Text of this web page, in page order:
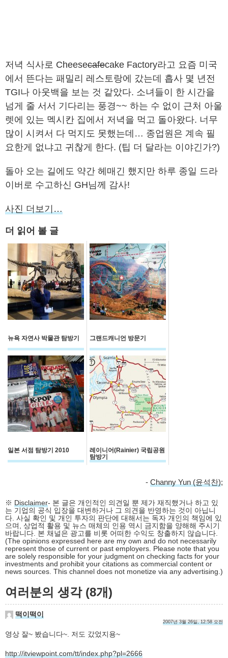
저녁 식사로 Cheesecafecake Factory라고 요즘 미국
에서 뜬다는 패밀리 레스토랑에 갔는데 흡사 몇 년전
TGI나 아웃백을 보는 것 같았다. 소녀들이 한 시간을
넘게 줄 서서 기다리는 풍경~~ 하는 수 없이 근처 아울
렛에 있는 멕시칸 집에서 저녁을 먹고 돌아왔다. 너무
많이 시켜서 다 먹지도 못했는데… 종업원은 계속 필
요한게 없냐고 귀찮게 한다. (팁 더 달라는 이야긴가?)
돌아 오는 길에도 약간 헤매긴 했지만 하루 종일 드라
이버로 수고하신 GH님께 감사!
사진 더보기…
더 읽어 볼 글
뉴욕 자연사 박물관 탐방기 그랜드캐니언 방문기
일본 서점 탐방기 2010
레이니어(Rainier) 국립공원
탐방기
- Channy Yun (윤석찬);
※ Disclaimer- 본 글은 개인적인 의견일 뿐 제가 재직했거나 하고 있
는 기업의 공식 입장을 대변하거나 그 의견을 반영하는 것이 아닙니
다. 사실 확인 및 개인 투자의 판단에 대해서는 독자 개인의 책임에 있
으며, 상업적 활용 및 뉴스 매체의 인용 역시 금지함을 양해해 주시기
바랍니다. 본 채널은 광고를 비롯 어떠한 수익도 창출하지 않습니다.
(The opinions expressed here are my own and do not necessarily
represent those of current or past employers. Please note that you
are solely responsible for your judgment on checking facts for your
investments and prohibit your citations as commercial content or
news sources. This channel does not monetize via any advertising.)
여러분의 생각 (8개)
떡이떡이
2007년 3월 26일, 12:58 오전
영상 잘~ 봤습니다~. 저도 갔었지용~
http://itviewpoint.com/tt/index.php?pl=2666